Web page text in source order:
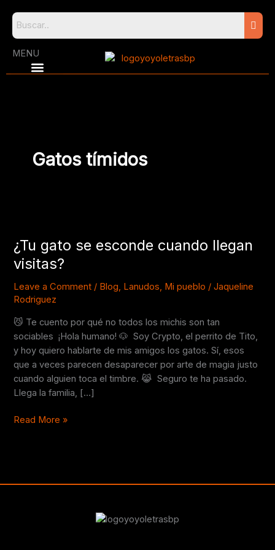
content
MENU
Gatos tímidos
¿Tu gato se esconde cuando llegan
visitas?
Leave a Comment / Blog, Lanudos, Mi pueblo /Jaqueline
Rodriguez
😼 Te cuento por qué no todos los michis son tan
sociables ¡Hola humano! 🐶 Soy Crypto, el perrito de Tito,
y hoy quiero hablarte de mis amigos los gatos. Sí, esos
que a veces parecen desaparecer por arte de magia justo
cuando alguien toca el timbre. 😹 Seguro te ha pasado.
Llega la familia, […]
se
esconde
cuando
llegan
visitas?
Read More »